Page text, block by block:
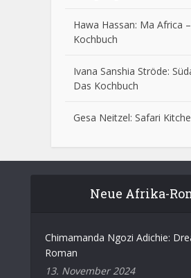
Hawa Hassan: Ma Africa
Kochbuch
Ivana Sanshia Ströde:
Das Kochbuch
Gesa Neitzel: Safari
Neue Afrika-
Chimamanda Ngozi Adichie:
Roman
13. November 2024